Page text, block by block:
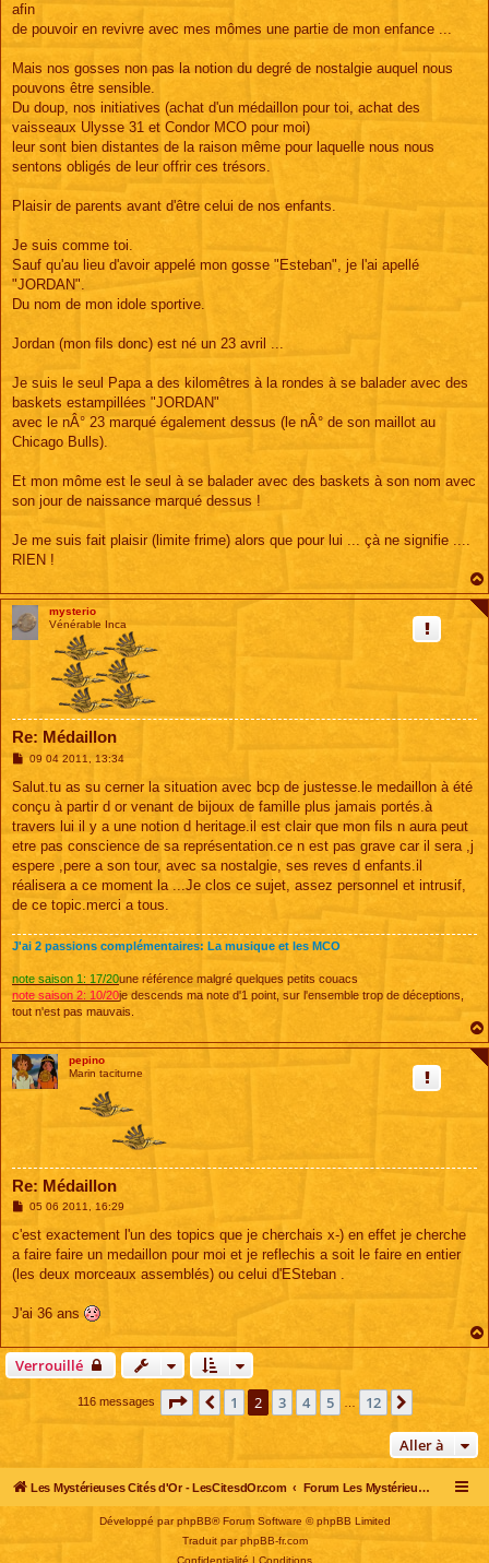
afin
de pouvoir en revivre avec mes mômes une partie de mon enfance ...
Mais nos gosses non pas la notion du degré de nostalgie auquel nous
pouvons être sensible.
Du doup, nos initiatives (achat d'un médaillon pour toi, achat des
vaisseaux Ulysse 31 et Condor MCO pour moi)
leur sont bien distantes de la raison même pour laquelle nous nous
sentons obligés de leur offrir ces trésors.
Plaisir de parents avant d'être celui de nos enfants.
Je suis comme toi.
Sauf qu'au lieu d'avoir appelé mon gosse "Esteban", je l'ai apellé
"JORDAN".
Du nom de mon idole sportive.
Jordan (mon fils donc) est né un 23 avril ...
Je suis le seul Papa a des kilomêtres à la rondes à se balader avec des
baskets estampillées "JORDAN"
avec le nÂ° 23 marqué également dessus (le nÂ° de son maillot au
Chicago Bulls).
Et mon môme est le seul à se balader avec des baskets à son nom avec
son jour de naissance marqué dessus !
Je me suis fait plaisir (limite frime) alors que pour lui ... çà ne signifie ....
RIEN !
mysterio
Vénérable Inca
Re: Médaillon
M
s
a
g
09 04 2011, 13:34
Salut.tu as su cerner la situation avec bcp de justesse.le medaillon à été
conçu à partir d or venant de bijoux de famille plus jamais portés.à
travers lui il y a une notion d heritage.il est clair que mon fils n aura peut
etre pas conscience de sa représentation.ce n est pas grave car il sera ,j
espere ,pere a son tour, avec sa nostalgie, ses reves d enfants.il
réalisera a ce moment la ...Je clos ce sujet, assez personnel et intrusif,
de ce topic.merci a tous.
J'ai 2 passions complémentaires: La musique et les MCO
note saison 1: 17/20une référence malgré quelques petits couacs
note saison 2: 10/20je descends ma note d'1 point, sur l'ensemble trop de déceptions,
tout n'est pas mauvais.
pepino
Marin taciturne
Re: Médaillon
M
s
a
g
05 06 2011, 16:29
c'est exactement l'un des topics que je cherchais x-) en effet je cherche
a faire faire un medaillon pour moi et je reflechis a soit le faire en entier
(les deux morceaux assemblés) ou celui d'ESteban .
J'ai 36 ans
Verrouillé
116 messages Page sur12
Précédente
1 2 3 4 5 12
Aller à
Les Mystérieuses Cités d'Or - LesCitesdOr.com Forum Les Mystérieuses Cités d'Or
Développé parphpBB® Forum Software © phpBB Limited
Traduit parphpBB-fr.com
Confidentialité | Conditions